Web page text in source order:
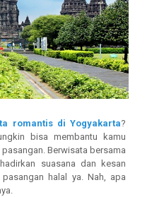
romantis di Yogyakarta?
bisa membantu kamu
Berwisata bersama
suasana dan kesan
halal ya. Nah, apa